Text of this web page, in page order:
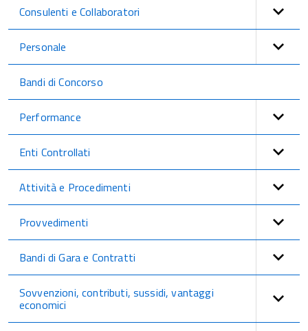
Consulenti e Collaboratori
Personale
Bandi di Concorso
Performance
Enti Controllati
Attività e Procedimenti
Provvedimenti
Bandi di Gara e Contratti
Sovvenzioni, contributi, sussidi, vantaggi
economici